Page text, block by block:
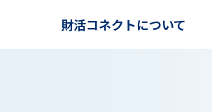
財活コネクトについて